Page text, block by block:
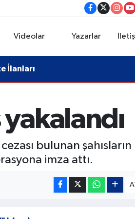
Videolar Yazarlar
İlanları
bulunan şahısların
imza attı.
A